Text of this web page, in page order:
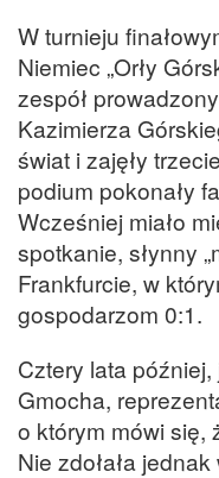
W turnieju
Niemiec „Orły
zespół
Kazimierza
świat i zajęły
podium pokonały
Wcześniej miało
spotkanie, słynny
Frankfurcie, w
gospodarzom 0:1.
Cztery lata
Gmocha,
o którym mówi się,
Nie zdołała